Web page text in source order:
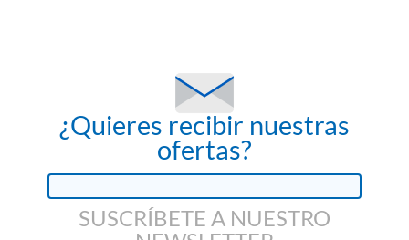
¿Quieres recibir nuestras
ofertas?
SUSCRÍBETE A NUESTRO